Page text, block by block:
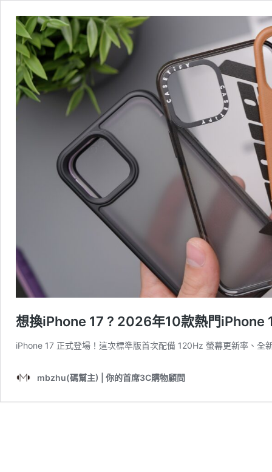
想換iPhone 17 ? 2026年10款熱門iPhone
iPhone 17 正式登場！這次標準版首次配備 120Hz 螢幕更新率、
mbzhu(碼幫主) | 你的首席3C購物顧問